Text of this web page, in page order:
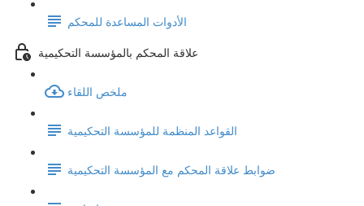
الأدوات المساعدة للمحكم
علاقة المحكم بالمؤسسة التحكيمية
ملخص اللقاء
القواعد المنظمة للمؤسسة التحكيمية
ضوابط علاقة المحكم مع المؤسسة التحكيمية